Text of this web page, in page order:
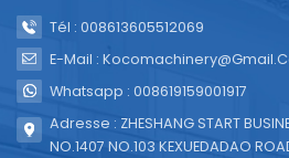
Tél : 008613605512069
E-Mail :
Whatsapp : 008619159001917
Adresse : ZHESHANG START
NO.1407 NO.103 KEXUEDADAO